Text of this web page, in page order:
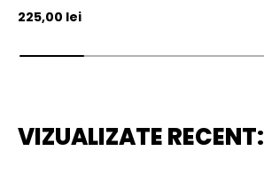
Pret initial
225,00 lei
VIZUALIZATE RECENT: